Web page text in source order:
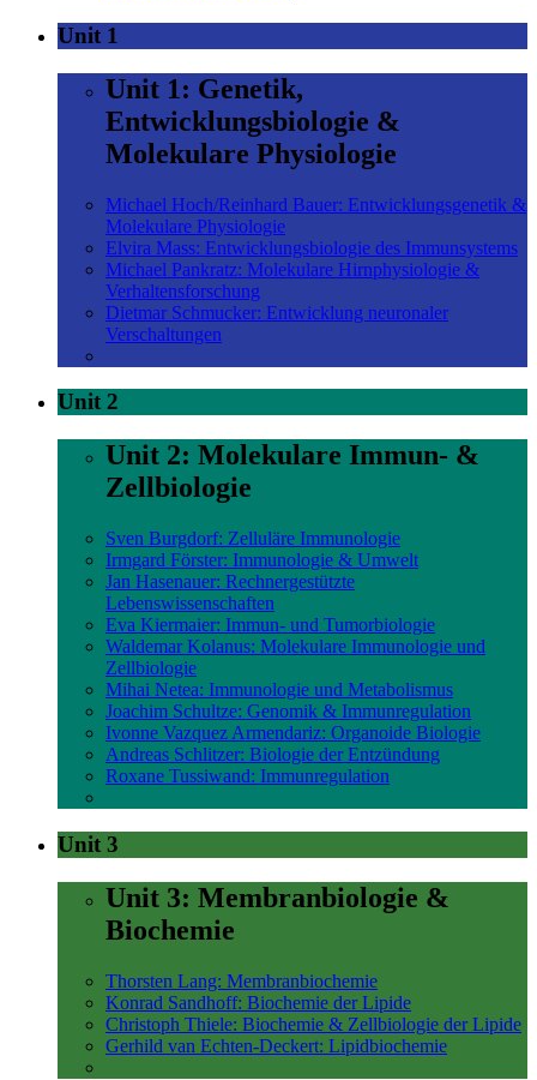
Unit 1
Unit 1: Genetik,
Entwicklungsbiologie &
Molekulare Physiologie
Michael Hoch/Reinhard Bauer: Entwicklungsgenetik &
Molekulare Physiologie
Elvira Mass: Entwicklungsbiologie des Immunsystems
Michael Pankratz: Molekulare Hirnphysiologie &
Verhaltensforschung
Dietmar Schmucker: Entwicklung neuronaler
Verschaltungen
Unit 2
Unit 2: Molekulare Immun- &
Zellbiologie
Sven Burgdorf: Zelluläre Immunologie
Irmgard Förster: Immunologie & Umwelt
Jan Hasenauer: Rechnergestützte
Lebenswissenschaften
Eva Kiermaier: Immun- und Tumorbiologie
Waldemar Kolanus: Molekulare Immunologie und
Zellbiologie
Mihai Netea: Immunologie und Metabolismus
Joachim Schultze: Genomik & Immunregulation
Ivonne Vazquez Armendariz: Organoide Biologie
Andreas Schlitzer: Biologie der Entzündung
Roxane Tussiwand: Immunregulation
Unit 3
Unit 3: Membranbiologie &
Biochemie
Thorsten Lang: Membranbiochemie
Konrad Sandhoff: Biochemie der Lipide
Christoph Thiele: Biochemie & Zellbiologie der Lipide
Gerhild van Echten-Deckert: Lipidbiochemie